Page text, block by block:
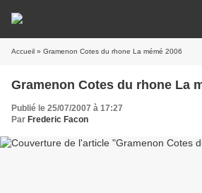
Accueil » Gramenon Cotes du rhone La mémé 2006
Gramenon Cotes du rhone La
Publié le 25/07/2007 à 17:27
Par Frederic Facon